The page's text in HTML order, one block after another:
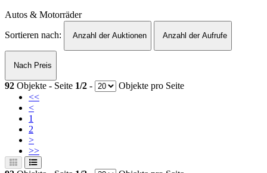
Autos & Motorräder
Sortieren nach:
Anzahl der Auktionen Anzahl der Aufrufe
Nach Preis
92 Objekte - Seite 1/2 -
Objekte pro Seite
<<
<
1
2
>
>>